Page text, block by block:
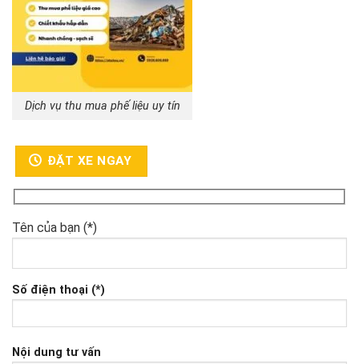
Dịch vụ thu mua phế liệu uy tín
ĐẶT XE NGAY
Tên của bạn (*)
Số điện thoại (*)
Nội dung tư vấn